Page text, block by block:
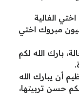
الغالية
مبروك اختي
بارك الله لكم
أن يبارك الله
حسن تربيتها،